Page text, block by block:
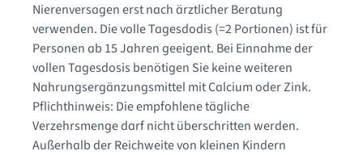
Nierenversagen erst nach ärztlicher Beratung
verwenden. Die volle Tagesdodis (=2 Portionen) ist für
Personen ab 15 Jahren geeigent. Bei Einnahme der
vollen Tagesdosis benötigen Sie keine weiteren
Nahrungsergänzungsmittel mit Calcium oder Zink.
Pflichthinweis: Die empfohlene tägliche
Verzehrsmenge darf nicht überschritten werden.
Außerhalb der Reichweite von kleinen Kindern